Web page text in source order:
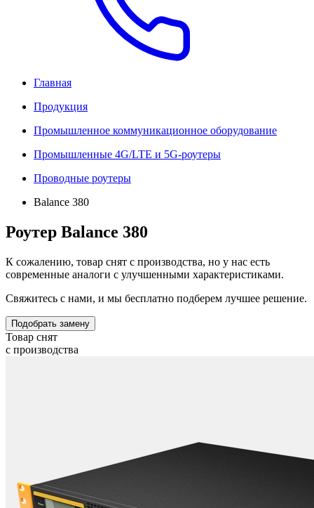
Главная
Продукция
Промышленное коммуникационное оборудование
Промышленные 4G/LTE и 5G-роутеры
Проводные роутеры
Balance 380
Роутер Balance 380
К сожалению, товар снят с производства, но у нас есть
современные аналоги с улучшенными характеристиками.
Свяжитесь с нами, и мы бесплатно подберем лучшее решение.
Подобрать замену
Товар снят
с производства